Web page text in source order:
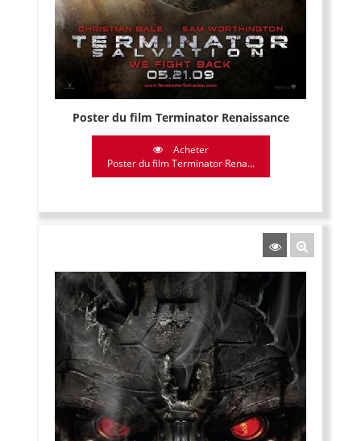
Poster du film Terminator Renaissance
Acheter
Poster du film Terminator Rena...